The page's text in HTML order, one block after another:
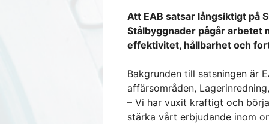
Att EAB satsar långsiktigt på
Stålbyggnader pågår arbetet
effektivitet, hållbarhet och
Bakgrunden till satsningen är
affärsområden,
– Vi har vuxit kraftigt och
stärka vårt erbjudande inom